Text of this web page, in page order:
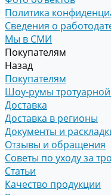
Политика
Сведения о
Мы в СМИ
Покупателям
Назад
Покупателям
Шоу-румы тротуарной
Доставка
Доставка в регионы
Документы и
Отзывы и обращения
Советы по уходу за
Статьи
Качество продукции